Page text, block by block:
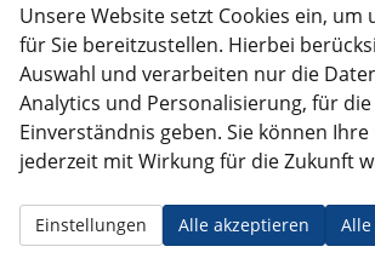
Nissan Reimporte - EU Neuwagen Homburg
Opel Reimporte - EU Neuwagen Homburg
Peugeot Reimporte - EU Neuwagen Homburg
Renault Reimporte - EU Neuwagen Homburg
Seat Reimporte - EU Neuwagen Homburg
Seat Alhambra Neuwagen Homburg,Seat
Homburg,Seat Leon Neuwagen Homburg
ST Neuwagen Homburg,Seat Tarraco
Unsere Website setzt Cookies ein, um
für Sie bereitzustellen. Hierbei
Auswahl und verarbeiten nur die
Analytics und Personalisierung, für
Einverständnis geben. Sie können
jederzeit mit Wirkung für die Zukunft
Alle akzeptieren
Einstellungen